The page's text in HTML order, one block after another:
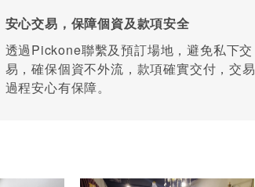
安心交易，保障個資及款項安全
透過Pickone聯繫及預訂場地，避免私下交
易，確保個資不外流，款項確實交付，交易
過程安心有保障。